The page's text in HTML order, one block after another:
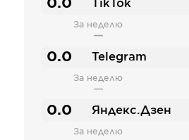
0.0 TikTok
За неделю
—
0.0 Telegram
За неделю
—
0.0 Яндекс.Дзен
За неделю